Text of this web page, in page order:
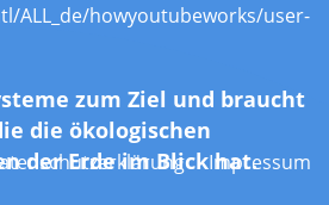
zum Ziel und braucht
die ökologischen
der Erde im Blick hat.
ALL_de/howyoutubeworks/user-
Impressum